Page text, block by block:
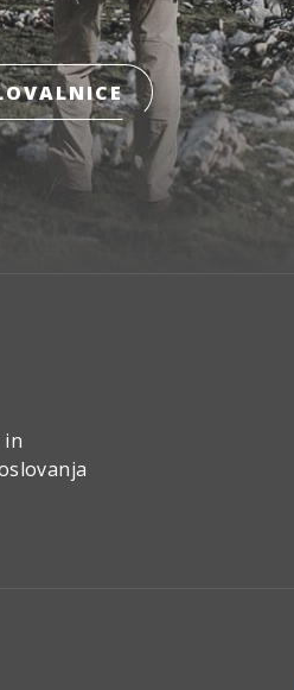
in